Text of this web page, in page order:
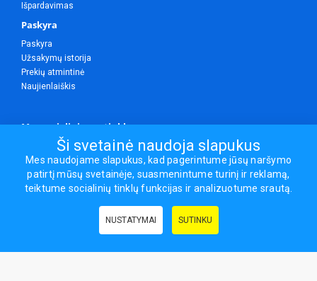
Išpardavimas
Paskyra
Paskyra
Užsakymų istorija
Prekių atmintinė
Naujienlaiškis
Mes socialiniuose tinkluose
Visos teisės saugomos.
Sporto ir laisvalaikio prekės, maisto papildai - erasportas.lt © 2026
Ši svetainė naudoja slapukus
Mes naudojame slapukus, kad pagerintume jūsų naršymo
patirtį mūsų svetainėje, suasmenintume turinį ir reklamą,
teiktume socialinių tinklų funkcijas ir analizuotume srautą.
NUSTATYMAI SUTINKU